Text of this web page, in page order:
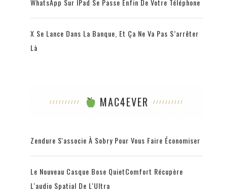
X Se Lance Dans La Banque, Et Ça Ne Va Pas S’arrêter
Là
MAC4EVER
Zendure S'associe À Sobry Pour Vous Faire Économiser
Le Nouveau Casque Bose QuietComfort Récupère
L'audio Spatial De L'Ultra